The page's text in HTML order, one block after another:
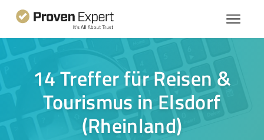
14 Treffer für Reisen &
Tourismus in Elsdorf
(Rheinland)